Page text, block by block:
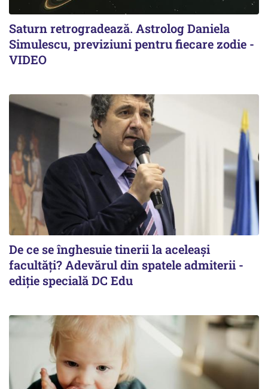
Saturn retrogradează. Astrolog Daniela
Simulescu, previziuni pentru fiecare zodie -
VIDEO
De ce se înghesuie tinerii la aceleași
facultăți? Adevărul din spatele admiterii -
ediție specială DC Edu